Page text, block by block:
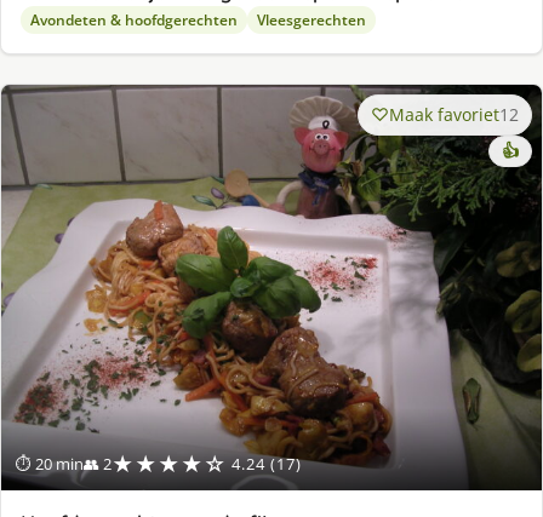
Avondeten & hoofdgerechten Vleesgerechten
⏱ 20 min👥 2★★★★☆ 4.24 (17)
Maak favoriet12
👍